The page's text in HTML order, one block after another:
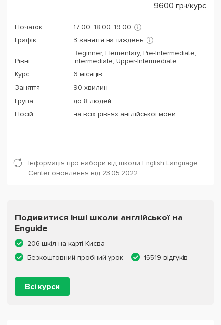
9600 грн/курс
Початок
17:00, 18:00, 19:00
Графік
3 заняття на тиждень
Рівні
Beginner, Elementary, Pre-Intermediate,
Intermediate, Upper-Intermediate
Курс
6 місяців
Заняття
90 хвилин
Група
до 8 людей
Носій
на всіх рівнях англійської мови
Інформація про набори від школи English Language
Center оновлення від 23.05.2022
Подивитися інші школи англійської на
Enguide
206 шкіл на карті Києва
Безкоштовний пробний урок
16519 відгуків
Всі курси